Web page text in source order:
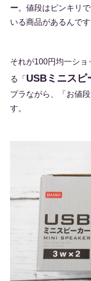
ー。値段はピンキリ
いる商品があるんです
それが100円均一ショ
る「 USBミニスピ
プラながら、「お値
す。